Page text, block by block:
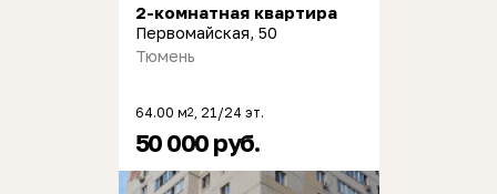
2-комнатная квартира
Первомайская, 50
Тюмень
64.00 м2 , 21/24 эт.
50 000 руб.